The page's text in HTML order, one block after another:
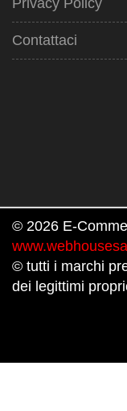
Privacy Policy
Contattaci
© 2026 E-
© tutti i marchi
dei legittimi